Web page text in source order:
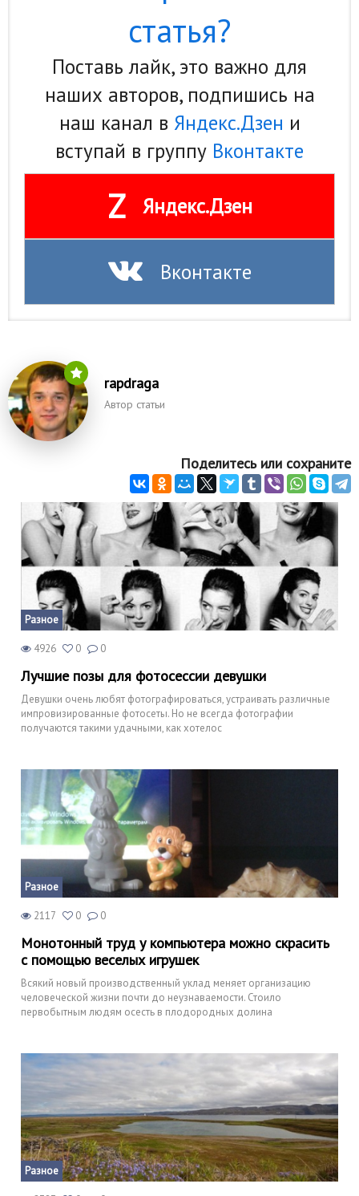
статья?
Поставь лайк, это важно для
наших авторов, подпишись на
наш канал в Яндекс.Дзен и
вступай в группу Вконтакте
Z Яндекс.Дзен
Вконтакте
rapdraga
Автор статьи
Поделитесь или сохраните
Разное
4926 0 0
Лучшие позы для фотосессии девушки
Девушки очень любят фотографироваться, устраивать различные
импровизированные фотосеты. Но не всегда фотографии
получаются такими удачными, как хотелос
Разное
2117 0 0
Монотонный труд у компьютера можно скрасить
с помощью веселых игрушек
Всякий новый производственный уклад меняет организацию
человеческой жизни почти до неузнаваемости. Стоило
первобытным людям осесть в плодородных долина
Разное